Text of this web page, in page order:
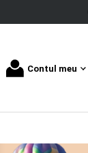
Contul meu